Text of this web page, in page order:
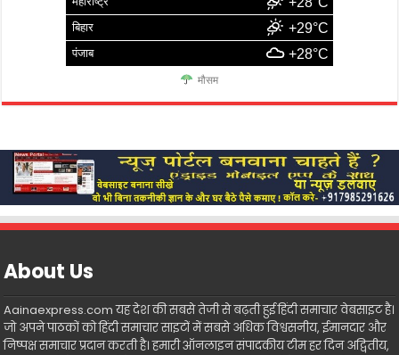
बिहार +29°C
पंजाब +28°C
मौसम
About Us
Aainaexpress.com यह देश की सबसे तेजी से बढ़ती हुई हिंदी समाचार वेबसाइट है।
जो अपने पाठकों को हिंदी समाचार साइटों में सबसे अधिक विश्वसनीय, ईमानदार और
निष्पक्ष समाचार प्रदान करती है। हमारी ऑनलाइन संपादकीय टीम हर दिन अद्वितीय,